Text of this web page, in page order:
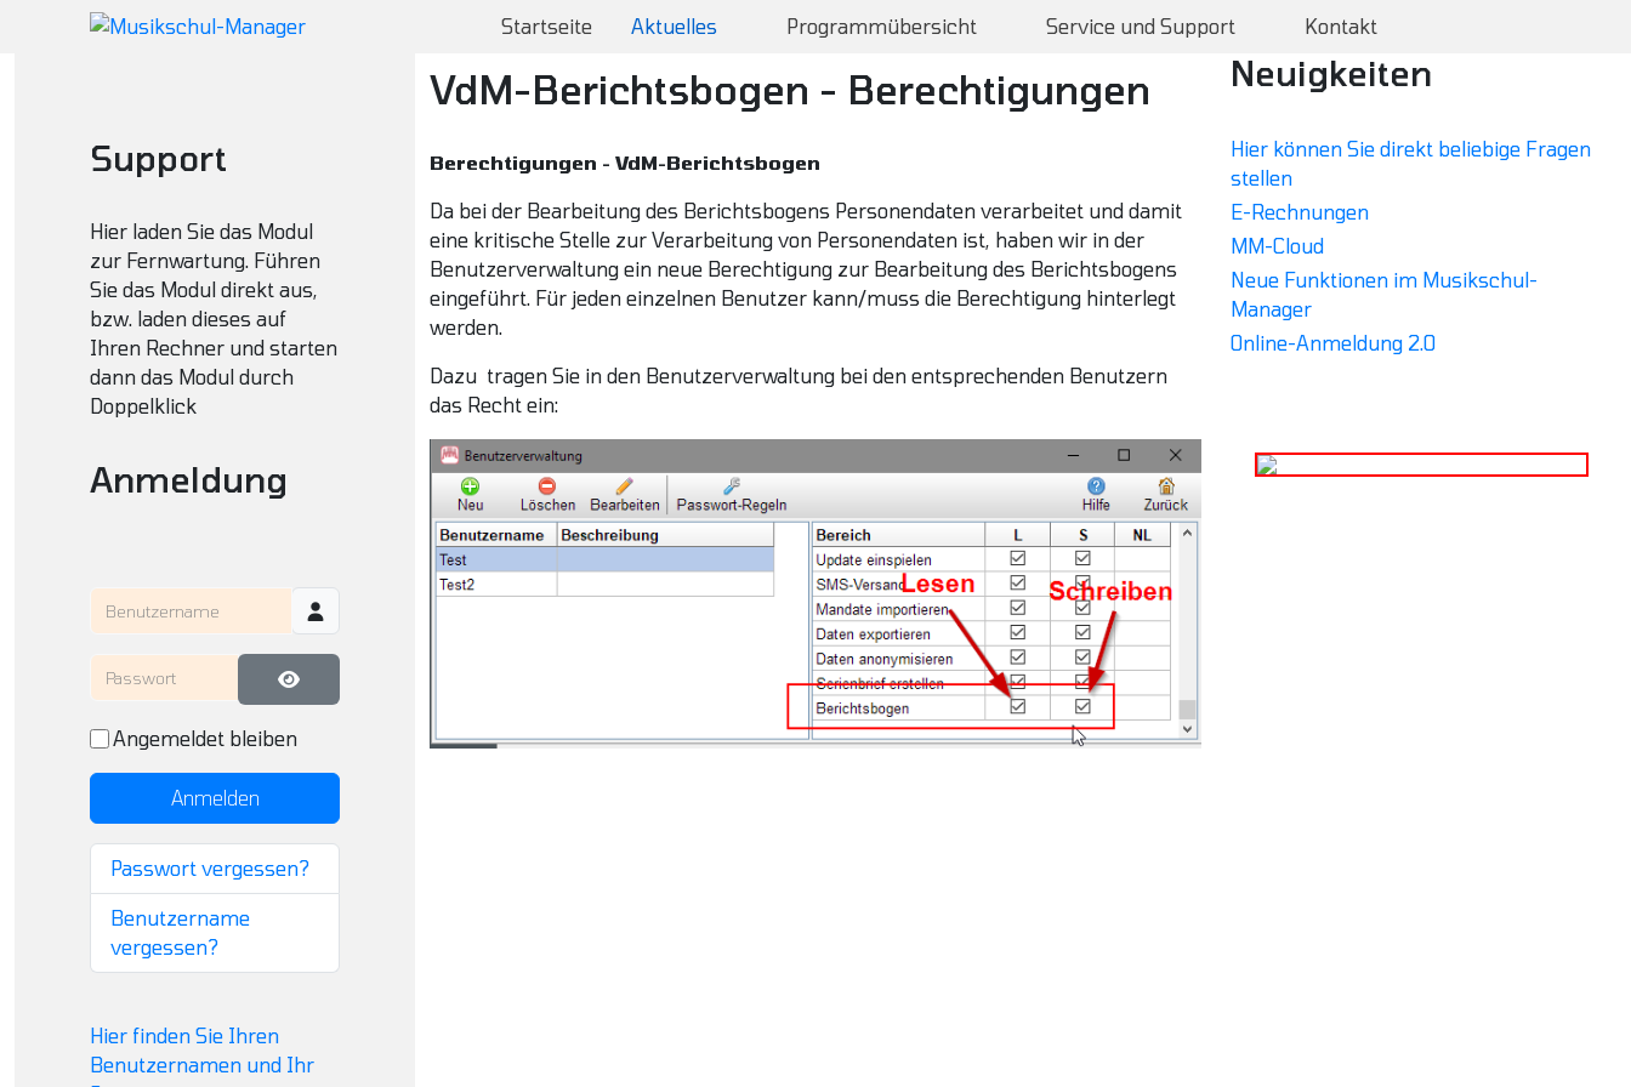
Startseite Aktuelles Programmübersicht Service und Support Kontakt
Support
Hier laden Sie das Modul
zur Fernwartung. Führen
Sie das Modul direkt aus,
bzw. laden dieses auf
Ihren Rechner und starten
dann das Modul durch
Doppelklick
Anmeldung
Benutzername
Passwort
Passwort anzeigen
Angemeldet bleiben
Anmelden
Passwort vergessen?
Benutzername
vergessen?
Hier finden Sie Ihren
Benutzernamen und Ihr
VdM-Berichtsbogen - Berechtigungen
Berechtigungen - VdM-Berichtsbogen
Da bei der Bearbeitung des Berichtsbogens Personendaten verarbeitet und damit
eine kritische Stelle zur Verarbeitung von Personendaten ist, haben wir in der
Benutzerverwaltung ein neue Berechtigung zur Bearbeitung des Berichtsbogens
eingeführt. Für jeden einzelnen Benutzer kann/muss die Berechtigung hinterlegt
werden.
Dazu tragen Sie in den Benutzerverwaltung bei den entsprechenden Benutzern
das Recht ein:
Neuigkeiten
Hier können Sie direkt beliebige Fragen
stellen
E-Rechnungen
MM-Cloud
Neue Funktionen im Musikschul-
Manager
Online-Anmeldung 2.0